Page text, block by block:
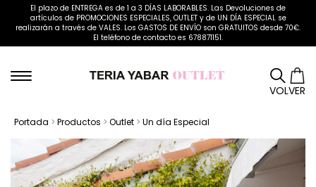
El plazo de ENTREGA es de 1 a 3 DÍAS LABORABLES. Las Devoluciones de
artículos de PROMOCIONES ESPECIALES, OUTLET y de UN DÍA ESPECIAL se
realizarán a través de VALES. Los GASTOS DE ENVÍO son GRATUITOS desde 70€.
El teléfono de contacto es 678871151.
VOLVER
Portada > Productos > Outlet > Un día Especial